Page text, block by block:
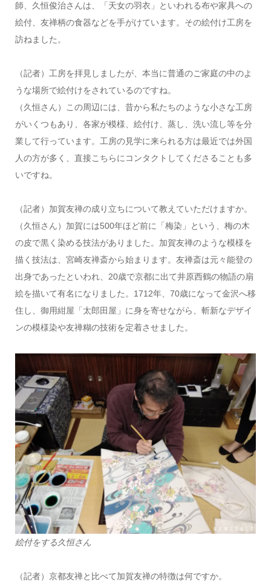
師、久恒俊治さんは、「天女の羽衣」といわれる布や家具への
絵付、友禅柄の食器などを手がけています。その絵付け工房を
訪ねました。
（記者）工房を拝見しましたが、本当に普通のご家庭の中のよ
うな場所で絵付けをされているのですね。
（久恒さん）この周辺には、昔から私たちのような小さな工房
がいくつもあり、各家が模様、絵付け、蒸し、洗い流し等を分
業して行っています。工房の見学に来られる方は最近では外国
人の方が多く、直接こちらにコンタクトしてくださることも多
いですね。
（記者）加賀友禅の成り立ちについて教えていただけますか。
（久恒さん）加賀には500年ほど前に「梅染」という、梅の木
の皮で黒く染める技法がありました。加賀友禅のような模様を
描く技法は、宮崎友禅斎から始まります。友禅斎は元々能登の
出身であったといわれ、20歳で京都に出て井原西鶴の物語の扇
絵を描いて有名になりました。1712年、70歳になって金沢へ移
住し、御用紺屋「太郎田屋」に身を寄せながら、斬新なデザイ
ンの模様染や友禅糊の技術を定着させました。
絵付をする久恒さん
（記者）京都友禅と比べて加賀友禅の特徴は何ですか。